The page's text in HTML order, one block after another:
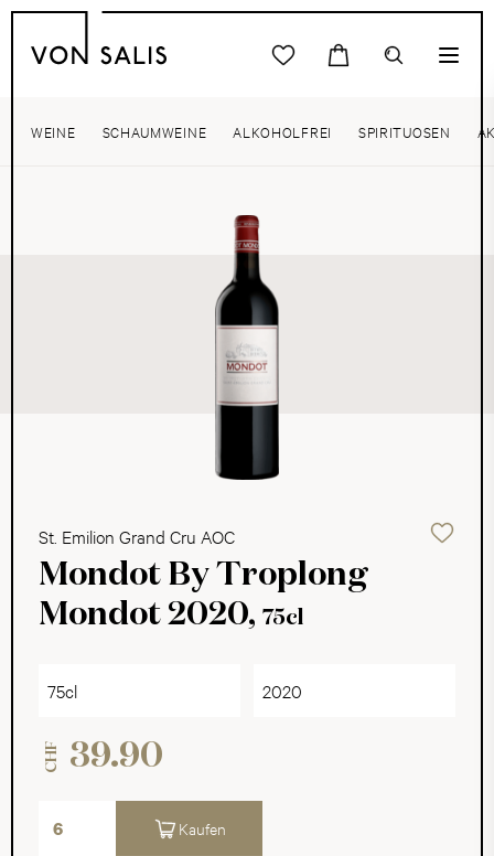
WEINE SCHAUMWEINE ALKOHOLFREI SPIRITUOSEN
St. Emilion Grand Cru AOC
Mondot By Troplong
Mondot 2020, 75cl
75cl 2020
CHF 39.90
Kaufen